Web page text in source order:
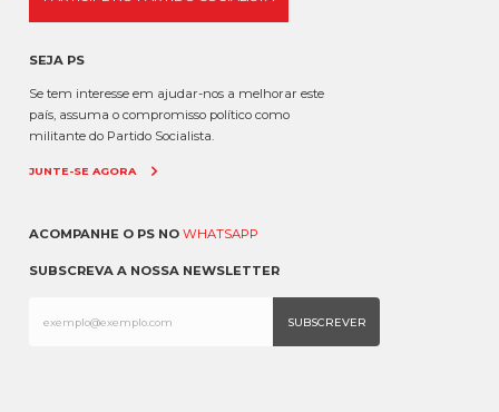
SEJA PS
Se tem interesse em ajudar-nos a melhorar este
país, assuma o compromisso político como
militante do Partido Socialista.
JUNTE-SE AGORA
ACOMPANHE O PS NO WHATSAPP
SUBSCREVA A NOSSA NEWSLETTER